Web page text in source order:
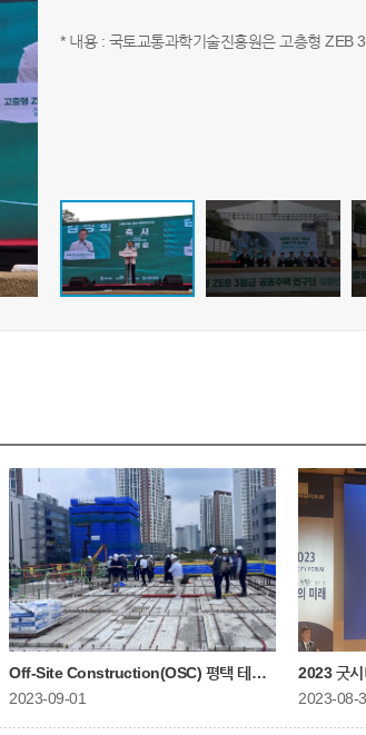
* 내용 : 국토교통과학기술진흥원은 고층형 ZEB
참석
Off-Site Construction(OSC) 평택 테스트베드 방문
2023-09-01
2023 굿시
2023-08-